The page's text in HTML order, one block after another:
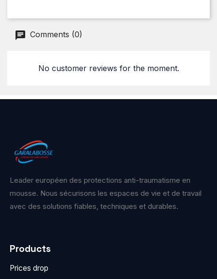
Comments (0)
No customer reviews for the moment.
Leader européen des protections anti-traumatisme en
mousse. Nous sécurisons les espaces de vie et de travail
avec des solutions fiables, techniques et durables.
Products
Prices drop